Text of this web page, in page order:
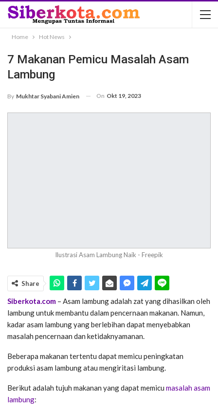
Home Hot News
7 Makanan Pemicu Masalah Asam
Lambung
By Mukhtar Syabani Amien On Okt 19, 2023
Ilustrasi Asam Lambung Naik - Freepik
Share
Siberkota.com – Asam lambung adalah zat yang dihasilkan oleh
lambung untuk membantu dalam pencernaan makanan. Namun,
kadar asam lambung yang berlebihan dapat menyebabkan
masalah pencernaan dan ketidaknyamanan.
Beberapa makanan tertentu dapat memicu peningkatan
produksi asam lambung atau mengiritasi lambung.
Berikut adalah tujuh makanan yang dapat memicu masalah asam
lambung: